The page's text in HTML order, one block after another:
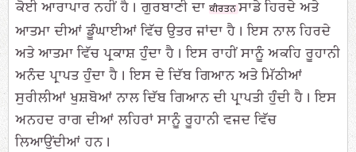
ਕੋਈ ਆਰਾਪਾਰ ਨਹੀਂ ਹੈ। ਗੁਰਬਾਣੀ ਦਾਕੀਰਤਨ ਸਾਡੇ ਹਿਰਦੇ ਅਤੇ
ਆਤਮਾ ਦੀਆਂ ਡੂੰਘਾਈਆਂ ਵਿੱਚ ਉਤਰ ਜਾਂਦਾ ਹੈ। ਇਸ ਨਾਲ ਹਿਰਦੇ
ਅਤੇ ਆਤਮਾ ਵਿੱਚ ਪ੍ਰਕਾਸ਼ ਹੁੰਦਾ ਹੈ। ਇਸ ਰਾਹੀਂ ਸਾਨੂੰ ਅਕਹਿ ਰੂਹਾਨੀ
ਅਨੰਦ ਪ੍ਰਾਪਤ ਹੁੰਦਾ ਹੈ। ਇਸ ਦੇ ਦਿੱਬ ਗਿਆਨ ਅਤੇ ਮਿੱਠੀਆਂ
ਸੁਰੀਲੀਆਂ ਖੁਸ਼ਬੋਆਂ ਨਾਲ ਦਿੱਬ ਗਿਆਨ ਦੀ ਪ੍ਰਾਪਤੀ ਹੁੰਦੀ ਹੈ। ਇਸ
ਅਨਹਦ ਰਾਗ ਦੀਆਂ ਲਹਿਰਾਂ ਸਾਨੂੰ ਰੂਹਾਨੀ ਵਜਦ ਵਿੱਚ
ਲਿਆਉਂਦੀਆਂ ਹਨ।